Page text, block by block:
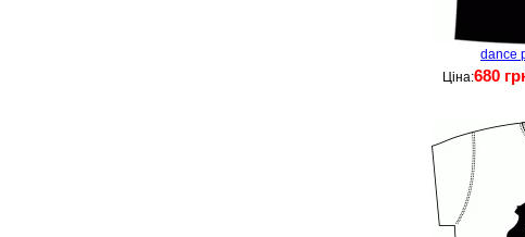
dance
Ціна:680